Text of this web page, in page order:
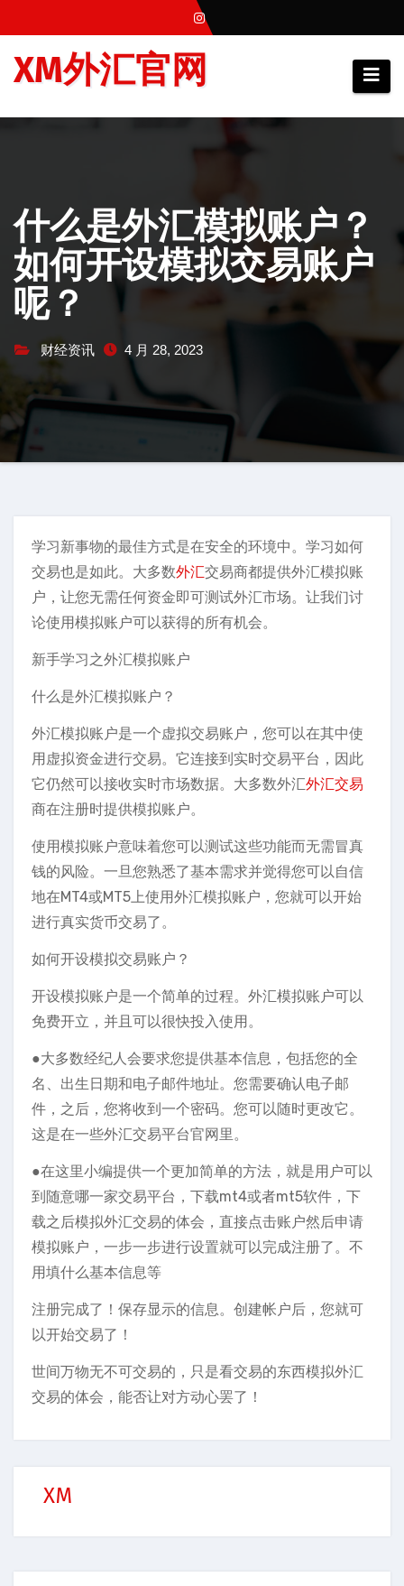
至
XM外汇官网
什么是外汇模拟账户？
如何开设模拟交易账户
呢？
财经资讯 4 月 28, 2023
学习新事物的最佳方式是在安全的环境中。学习如何
交易也是如此。大多数外汇交易商都提供外汇模拟账
户，让您无需任何资金即可测试外汇市场。让我们讨
论使用模拟账户可以获得的所有机会。
新手学习之外汇模拟账户
什么是外汇模拟账户？
外汇模拟账户是一个虚拟交易账户，您可以在其中使
用虚拟资金进行交易。它连接到实时交易平台，因此
它仍然可以接收实时市场数据。大多数外汇外汇交易
商在注册时提供模拟账户。
使用模拟账户意味着您可以测试这些功能而无需冒真
钱的风险。一旦您熟悉了基本需求并觉得您可以自信
地在MT4或MT5上使用外汇模拟账户，您就可以开始
进行真实货币交易了。
如何开设模拟交易账户？
开设模拟账户是一个简单的过程。外汇模拟账户可以
免费开立，并且可以很快投入使用。
●大多数经纪人会要求您提供基本信息，包括您的全
名、出生日期和电子邮件地址。您需要确认电子邮
件，之后，您将收到一个密码。您可以随时更改它。
这是在一些外汇交易平台官网里。
●在这里小编提供一个更加简单的方法，就是用户可以
到随意哪一家交易平台，下载mt4或者mt5软件，下
载之后模拟外汇交易的体会，直接点击账户然后申请
模拟账户，一步一步进行设置就可以完成注册了。不
用填什么基本信息等
注册完成了！保存显示的信息。创建帐户后，您就可
以开始交易了！
世间万物无不可交易的，只是看交易的东西模拟外汇
交易的体会，能否让对方动心罢了！
XM